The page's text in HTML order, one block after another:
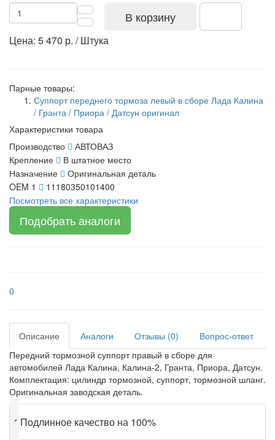
В корзину
Цена: 5 470 р. / Штука
Парные товары:
Суппорт переднего тормоза левый в сборе Лада Калина
/ Гранта / Приора / Датсун оригинал
Характеристики товара
Производство
АВТОВАЗ
Крепление
В штатное место
Назначение
Оригинальная деталь
OEM 1
11180350101400
Посмотреть все характеристики
Подобрать аналоги
0
Описание Аналоги Отзывы (0)
Вопрос-ответ
Передний тормозной суппорт правый в сборе для
автомобилей Лада Калина, Калина-2, Гранта, Приора, Датсун.
Комплектация: цилиндр тормозной, суппорт, тормозной шланг.
Оригинальная заводская деталь.
✔ Подлинное качество на 100%